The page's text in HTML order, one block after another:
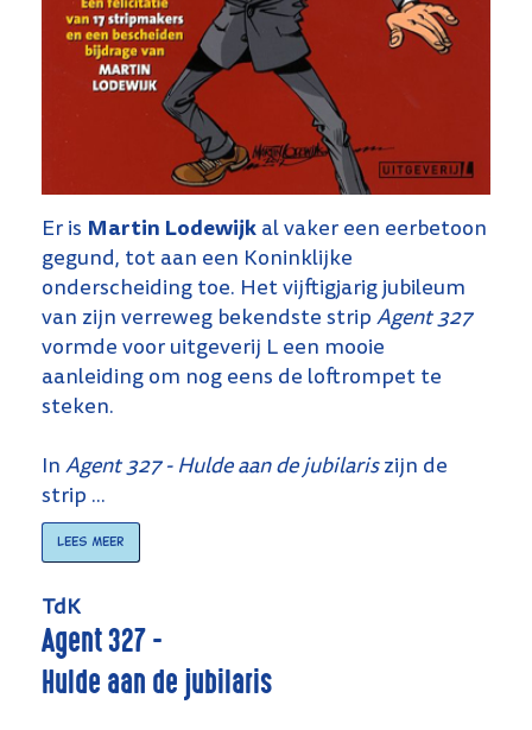
Er is Martin Lodewijk al vaker een eerbetoon
gegund, tot aan een Koninklijke
onderscheiding toe. Het vijftigjarig jubileum
van zijn verreweg bekendste strip Agent 327
vormde voor uitgeverij L een mooie
aanleiding om nog eens de loftrompet te
steken.
In Agent 327 - Hulde aan de jubilariszijn de
strip ...
Lees meer
TdK
Agent 327 -
Hulde aan de jubilaris